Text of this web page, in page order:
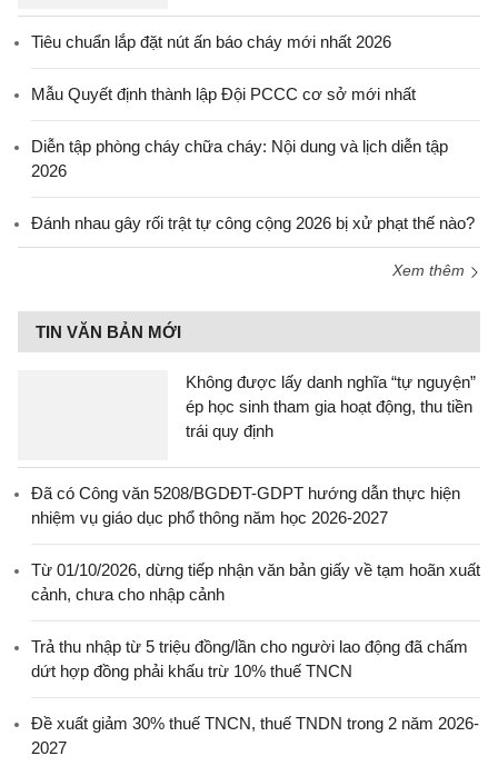
Tiêu chuẩn lắp đặt nút ấn báo cháy mới nhất 2026
Mẫu Quyết định thành lập Đội PCCC cơ sở mới nhất
Diễn tập phòng cháy chữa cháy: Nội dung và lịch diễn tập
2026
Đánh nhau gây rối trật tự công cộng 2026 bị xử phạt thế nào?
Xem thêm
TIN VĂN BẢN MỚI
Không được lấy danh nghĩa “tự nguyện”
ép học sinh tham gia hoạt động, thu tiền
trái quy định
Đã có Công văn 5208/BGDĐT-GDPT hướng dẫn thực hiện
nhiệm vụ giáo dục phổ thông năm học 2026-2027
Từ 01/10/2026, dừng tiếp nhận văn bản giấy về tạm hoãn xuất
cảnh, chưa cho nhập cảnh
Trả thu nhập từ 5 triệu đồng/lần cho người lao động đã chấm
dứt hợp đồng phải khấu trừ 10% thuế TNCN
Đề xuất giảm 30% thuế TNCN, thuế TNDN trong 2 năm 2026-
2027